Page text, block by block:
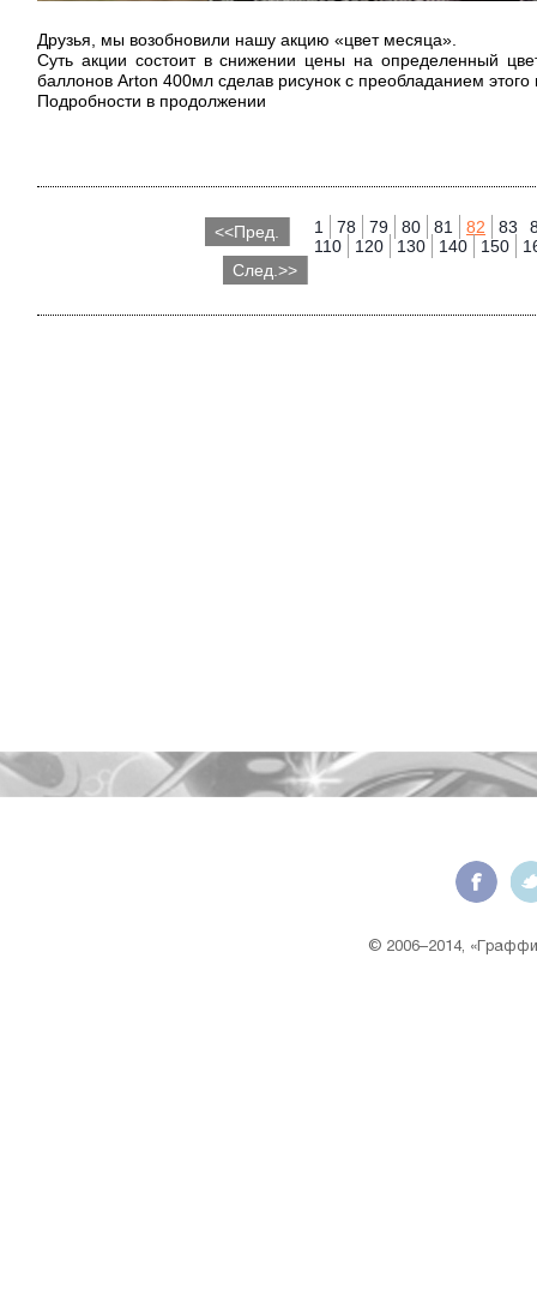
Друзья, мы возобновили нашу акцию «цвет месяца».
Суть акции состоит в снижении цены на определенный
баллонов Arton 400мл сделав рисунок с преобладанием этого
Подробности в продолжении
<<Пред. 1 78 79 80 81 82 83
110
120 130 140 150
След.>>
© 2006–2014,